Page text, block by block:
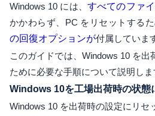
Windows 10 には、 すべてのファ
かかわらず、PC をリセットする
の回復オプションが付属していま
このガイドでは、Windows 10 を出
ために必要な手順について説明しま
Windows 10を工場出荷時の状態
Windows 10 を出荷時の設定にリセ